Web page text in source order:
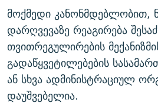
მოქმედი კანონმდებლობით,
დარღვევაზე რეაგირება
თვითრეგულირების
გადაწყვეტილებების
ან სხვა ადმინისტრაციულ
დაუშვებელია.